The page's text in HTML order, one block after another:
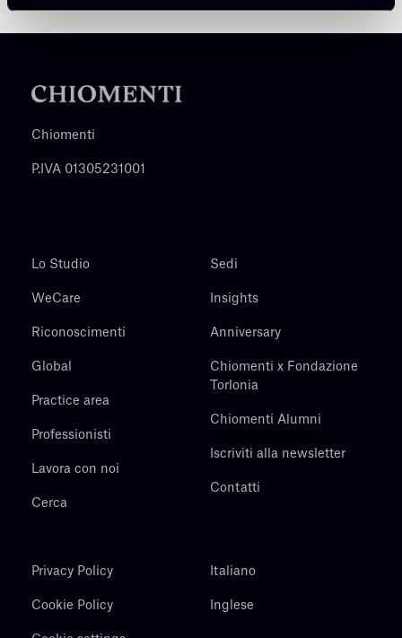
Chiomenti
P.IVA 01305231001
Lo Studio
WeCare
Riconoscimenti
Global
Practice area
Professionisti
Lavora con noi
Cerca
Sedi
Insights
Anniversary
Chiomenti x Fondazione
Torlonia
Chiomenti Alumni
Iscriviti alla newsletter
Contatti
Privacy Policy
Cookie Policy
Italiano
Inglese